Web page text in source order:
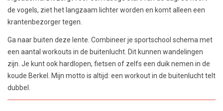
de vogels, ziet het langzaam lichter worden en komt alleen een
krantenbezorger tegen.
Ga naar buiten deze lente. Combineer je sportschool schema met
een aantal workouts in de buitenlucht. Dit kunnen wandelingen
zijn. Je kunt ook hardlopen, fietsen of zelfs een duik nemen in de
koude Berkel. Mijn motto is altijd: een workout in de buitenlucht telt
dubbel.